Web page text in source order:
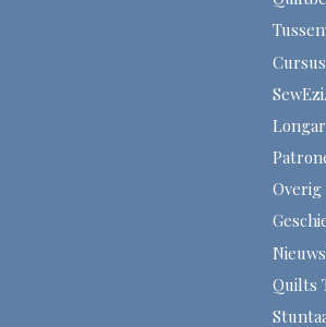
Overig
Quilts